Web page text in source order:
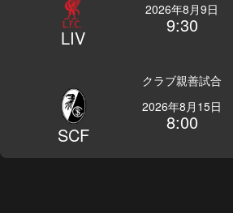
LIV
2026年8月9日
9:30
クラブ親善試合
SCF
2026年8月15日
8:00